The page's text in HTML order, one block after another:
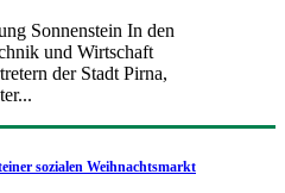
Sonnenstein In den
und Wirtschaft
der Stadt Pirna,
sozialen Weihnachtsmarkt